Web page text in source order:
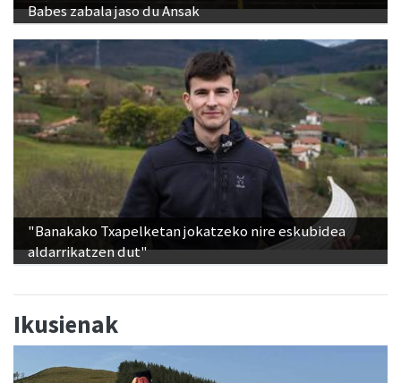
Babes zabala jaso du Ansak
"Banakako Txapelketan jokatzeko nire eskubidea
aldarrikatzen dut"
Ikusienak